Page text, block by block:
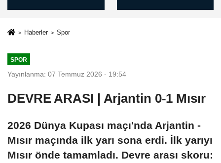
2026)
Haberler Spor
SPOR
Yayınlanma: 07 Temmuz 2026 - 19:54
DEVRE ARASI | Arjantin 0-1 Mısır
2026 Dünya Kupası maçı'nda Arjantin -
Mısır maçında ilk yarı sona erdi. İlk yarıyı
Mısır önde tamamladı. Devre arası skoru: